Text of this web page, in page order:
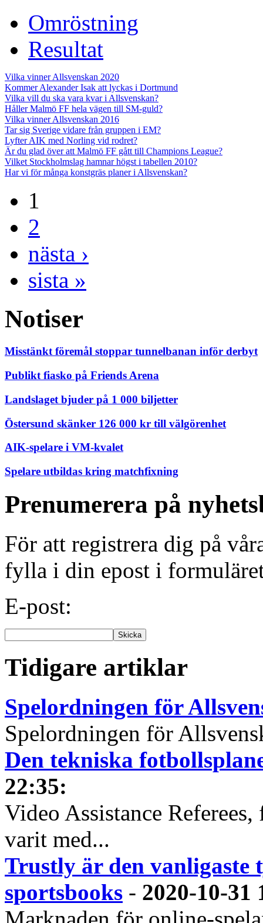
Omröstning
Resultat
Vilka vinner Allsvenskan 2020
Kommer Alexander Isak att lyckas i Dortmund
Vilka vill du ska vara kvar i Allsvenskan?
Håller Malmö FF hela vägen till SM-guld?
Vilka vinner Allsvenskan 2016
Tar sig Sverige vidare från gruppen i EM?
Lyfter AIK med Norling vid rodret?
Är du glad över att Malmö FF gått till Champions League?
Vilket Stockholmslag hamnar högst i tabellen 2010?
Har vi för många konstgräs planer i Allsvenskan?
1
2
nästa ›
sista »
Notiser
Misstänkt föremål stoppar tunnelbanan inför derbyt
Publikt fiasko på Friends Arena
Landslaget bjuder på 1 000 biljetter
Östersund skänker 126 000 kr till välgörenhet
AIK-spelare i VM-kvalet
Spelare utbildas kring matchfixning
Prenumerera på
För att registrera dig på
fylla i din epost i
E-post:
Tidigare artiklar
Spelordningen för
Spelordningen för
Den tekniska
22:35:
Video Assistance
varit med...
Trustly är den vanligaste
sportsbooks - 2020-10-31